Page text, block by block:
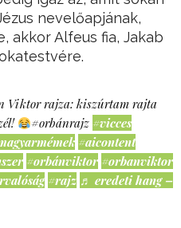
nevelőapjának,
akkor Alfeus fia, Jakab
Viktor rajza: kiszúrtam rajta
#orbánrajz #vicces
#aicontent
#orbánviktor #orbanviktor
#rajz ♬ eredeti hang –